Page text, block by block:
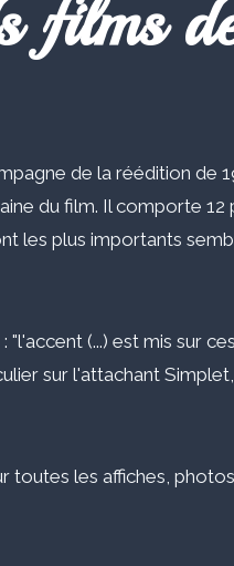
films
de la réédition de
du film. Il comporte 12
les plus importants
(...) est mis sur ces
sur l'attachant
toutes les affiches, photos